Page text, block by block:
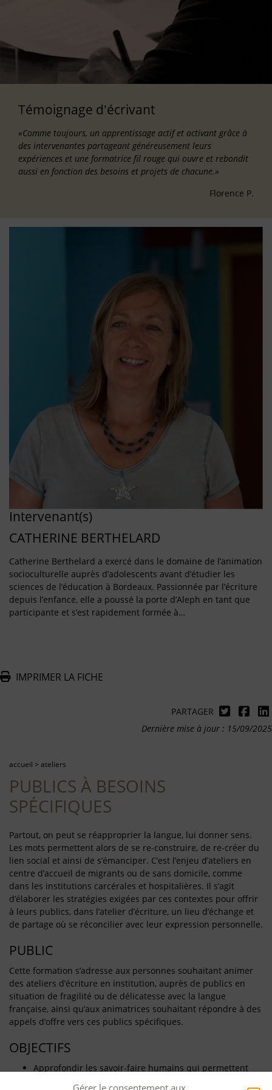
Gérer le consentement aux
Témoignage d'écrivant
«Comme toujours, un apprentissage actif et activant grâce à
des intervenantes partageant généreusement leurs
expériences et une formatrice fil rouge qui ouvre et rebondit
aussi en fonction des besoins et projets de chacune.»
Florence P.
Intervenant(s)
CATHERINE BERTHELARD
Catherine Berthelard a exercé dans le domaine de l’animation
socioculturelle auprès d’adolescents avant d’étudier les
sciences de l’éducation à Bordeaux. Passionnée par l’écriture
depuis l’enfance, elle a poussé la porte d’Aleph en tant que
participante et s’est rapidement formée à…
IMPRIMER LA FICHE
PARTAGER
Dernière mise à jour : 15/09/2025
accueil > ateliers
PUBLICS À BESOINS
SPÉCIFIQUES
Partout, on peut se réapproprier la langue, lui donner sens.
Les mots permettent alors de se re-construire, de re-créer du
lien social et ainsi de s’émanciper. C’est l’enjeu d’ateliers en
centre d’accueil de migrants ou de sans domicile, comme
dans les institutions carcérales et hospitalières. Il s’agit
d’élaborer les stratégies exigées par ces contextes pour offrir
à leurs publics, dans l’atelier d’écriture, un lieu d’échange et
de partage où se réconcilier avec leur expression personnelle.
PUBLIC
Cette formation s’adresse aux personnes souhaitant animer
des ateliers d’écriture en institution, auprès de publics en
situation de fragilité ou de délicatesse avec la langue
française, ainsi qu’aux animatrices souhaitant répondre à des
appels d’offre vers ces publics spécifiques.
OBJECTIFS
Approfondir les savoir-faire humains qui permettent